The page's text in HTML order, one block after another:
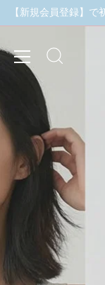
文
ス
ペーン実施中
【新規会員登録】